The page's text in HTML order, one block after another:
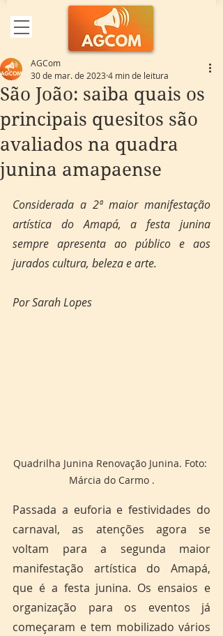
São João: saiba quais os
principais quesitos são
avaliados na quadra
junina amapaense
AGCom
30 de mar. de 2023 4 min de leitura
Considerada a 2ª maior manifestação
artística do Amapá, a festa junina
sempre apresenta ao público e aos
jurados cultura, beleza e arte.
Por Sarah Lopes
Quadrilha Junina Renovação Junina. Foto:
Márcia do Carmo .
Passada a euforia e festividades do
carnaval, as atenções agora se
voltam para a segunda maior
manifestação artística do Amapá,
que é a festa junina. Os ensaios e
organização para os eventos já
começaram e tem mobilizado vários